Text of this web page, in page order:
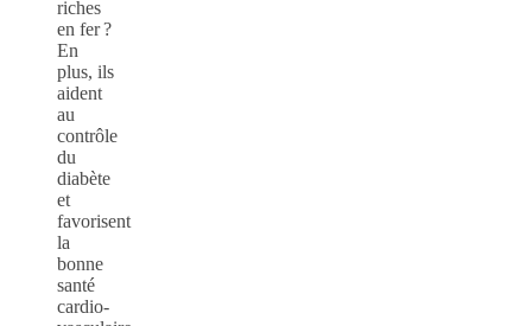
riches
en fer ?
En
plus, ils
aident
au
contrôle
du
diabète
et
favorisent
la
bonne
santé
cardio-